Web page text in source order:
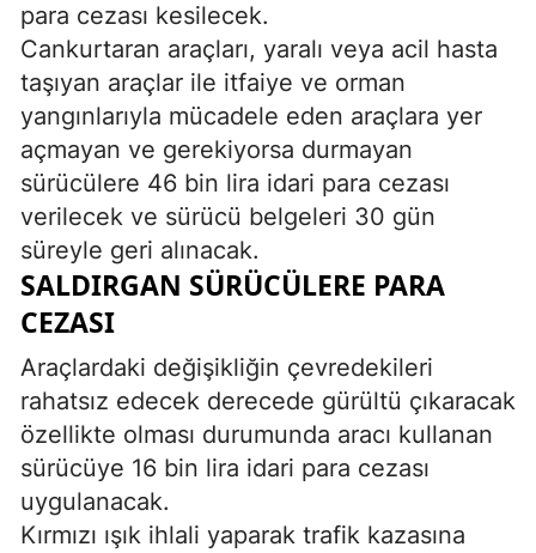
para cezası kesilecek.
Cankurtaran araçları, yaralı veya acil hasta
taşıyan araçlar ile itfaiye ve orman
yangınlarıyla mücadele eden araçlara yer
açmayan ve gerekiyorsa durmayan
sürücülere 46 bin lira idari para cezası
verilecek ve sürücü belgeleri 30 gün
süreyle geri alınacak.
SALDIRGAN SÜRÜCÜLERE PARA
CEZASI
Araçlardaki değişikliğin çevredekileri
rahatsız edecek derecede gürültü çıkaracak
özellikte olması durumunda aracı kullanan
sürücüye 16 bin lira idari para cezası
uygulanacak.
Kırmızı ışık ihlali yaparak trafik kazasına